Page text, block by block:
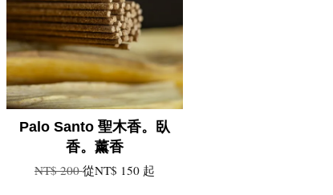
Palo Santo 聖木香。臥
香。薰香
NT$ 200從NT$ 150 起